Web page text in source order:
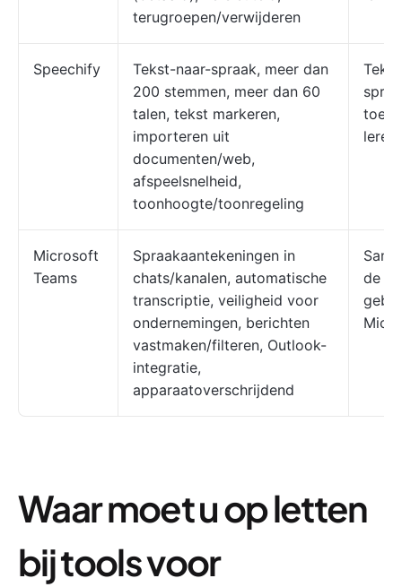
terugroepen/verwijderen
Speechify
Tekst-naar-spraak, meer dan
200 stemmen, meer dan 60
talen, tekst markeren,
importeren uit
documenten/web,
afspeelsnelheid,
toonhoogte/toonregeling
leren
Microsoft
Teams
Spraakaantekeningen in
chats/kanalen, automatische
transcriptie, veiligheid voor
ondernemingen, berichten
vastmaken/filteren, Outlook-
integratie,
apparaatoverschrijdend
de
Waar moet u op letten
bij tools voor